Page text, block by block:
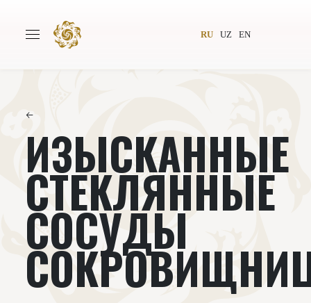
RU UZ EN
Авторы Всемирное общество
Издательство
Проекты
Книги Видеолекторий
←
ИЗЫСКАННЫЕ
СТЕКЛЯННЫЕ
СОСУДЫ